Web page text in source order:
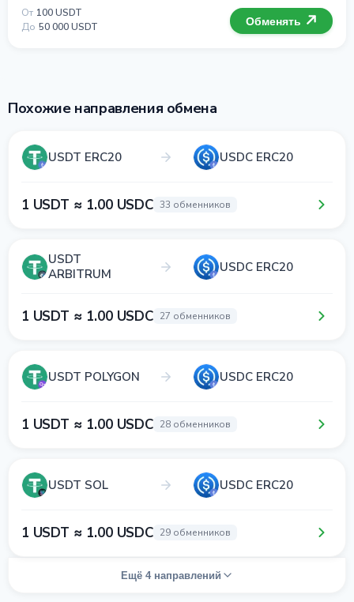
От 100 USDT
До 50 000 USDT Обменять
Похожие направления обмена
USDT ERC20 USDC ERC20
1 USDT ≈ 1.00 USDC 33 обменников
USDT
ARBITRUM
USDC ERC20
1 USDT ≈ 1.00 USDC 27 обменников
USDT POLYGON USDC ERC20
1 USDT ≈ 1.00 USDC 28 обменников
USDT SOL USDC ERC20
1 USDT ≈ 1.00 USDC 29 обменников
Ещё 4 направлений